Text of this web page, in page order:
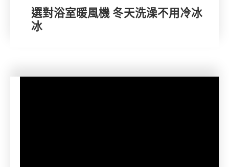
選對浴室暖風機 冬天洗澡不用冷冰
冰